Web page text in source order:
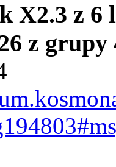
X2.3 z
z grupy